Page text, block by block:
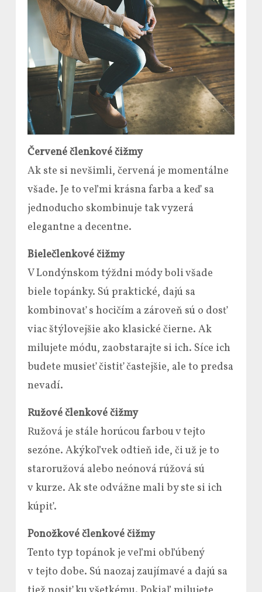
Červené členkové čižmy
Ak ste si nevšimli, červená je momentálne
všade. Je to veľmi krásna farba a keď sa
jednoducho skombinuje tak vyzerá
elegantne a decentne.
Bielečlenkové čižmy
V Londýnskom týždni módy boli všade
biele topánky. Sú praktické, dajú sa
kombinovať s hocičím a zároveň sú o dosť
viac štýlovejšie ako klasické čierne. Ak
milujete módu, zaobstarajte si ich. Síce ich
budete musieť čistiť častejšie, ale to predsa
nevadí.
Ružové členkové čižmy
Ružová je stále horúcou farbou v tejto
sezóne. Akýkoľvek odtieň ide, či už je to
staroružová alebo neónová rúžová sú
v kurze. Ak ste odvážne mali by ste si ich
kúpiť.
Ponožkové členkové čižmy
Tento typ topánok je veľmi obľúbený
v tejto dobe. Sú naozaj zaujímavé a dajú sa